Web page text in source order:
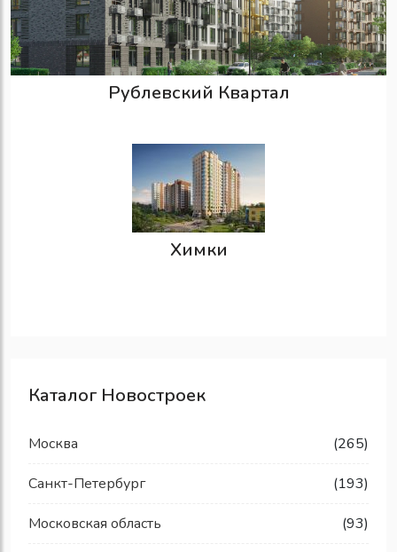
Рублевский Квартал
Химки
Каталог Новостроек
Москва (265)
Санкт-Петербург (193)
Московская область (93)